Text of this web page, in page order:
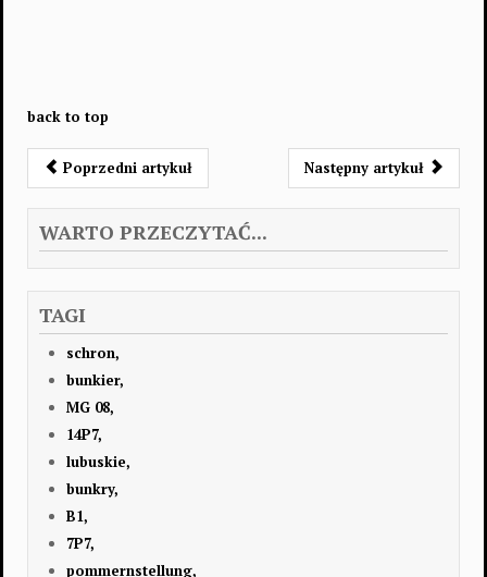
back to top
Poprzedni artykuł Następny artykuł
WARTO PRZECZYTAĆ...
TAGI
schron,
bunkier,
MG 08,
14P7,
lubuskie,
bunkry,
B1,
7P7,
pommernstellung,